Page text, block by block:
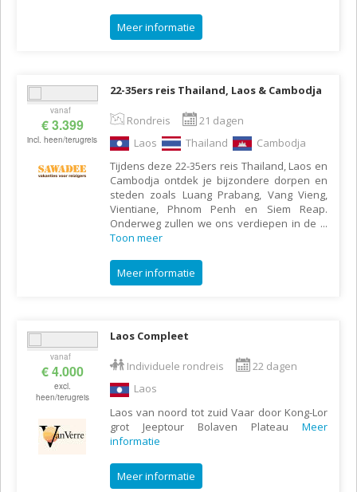
Meer informatie
vanaf
€ 3.399
incl. heen/terugreis
22-35ers reis Thailand, Laos & Cambodja
Rondreis
21 dagen
Laos
Thailand
Cambodja
Tijdens deze 22-35ers reis Thailand, Laos en
Cambodja ontdek je bijzondere dorpen en
steden zoals Luang Prabang, Vang Vieng,
Vientiane, Phnom Penh en Siem Reap.
Onderweg zullen we ons verdiepen in de ...
Toon meer
Meer informatie
vanaf
€ 4.000
excl.
heen/terugreis
Laos Compleet
Individuele rondreis
22 dagen
Laos
Laos van noord tot zuid Vaar door Kong-Lor
grot Jeeptour Bolaven Plateau Meer
informatie
Meer informatie